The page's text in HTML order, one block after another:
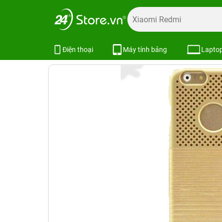
Điện thoại Máy tính bảng
Trang chủ Ốp lưng